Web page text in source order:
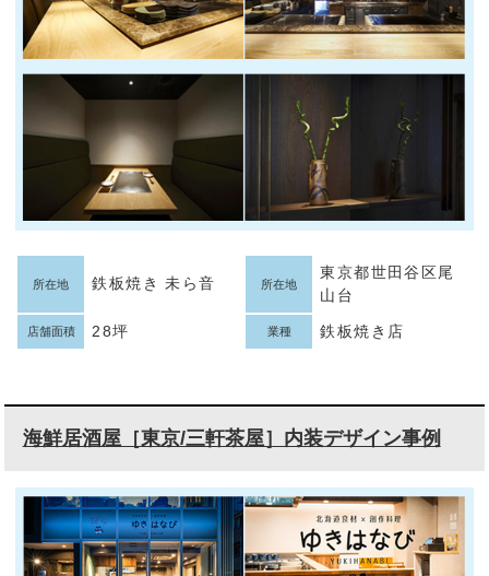
所在地 鉄板焼き 未ら音 所在地
東京都世田谷区尾
山台
店舗面積 28坪 業種 鉄板焼き店
海鮮居酒屋［東京/三軒茶屋］内装デザイン事例